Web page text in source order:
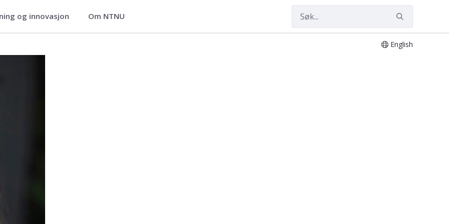
og innovasjon Om NTNU
English